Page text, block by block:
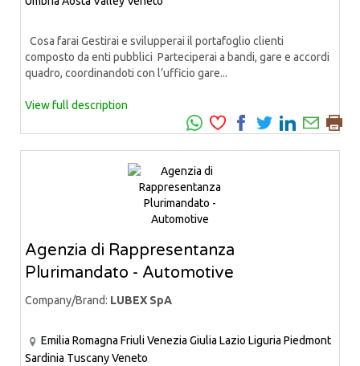
Cosa farai Gestirai e svilupperai il portafoglio clienti
composto da enti pubblici Parteciperai a bandi, gare e accordi
quadro, coordinandoti con l’ufficio gare...
View full description
Agenzia di Rappresentanza
Plurimandato - Automotive
Company/Brand: LUBEX SpA
Emilia Romagna Friuli Venezia Giulia Lazio Liguria Piedmont
Sardinia TuscanyVeneto